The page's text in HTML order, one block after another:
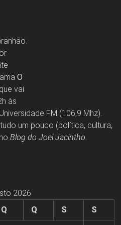
O
vai
às
FM (106,9 Mhz).
um pouco (política, cultura,
Blog do Joel Jacintho.
2026
Q Q S
S